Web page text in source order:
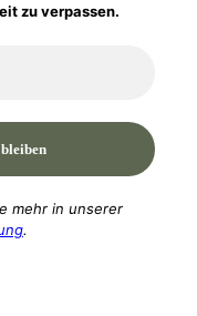
zu verpassen.
mehr in unserer
.